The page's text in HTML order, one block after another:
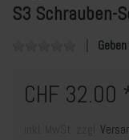
S3 Schrauben-
CHF 32.00